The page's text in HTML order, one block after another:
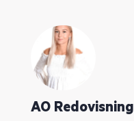
AO Redovisning